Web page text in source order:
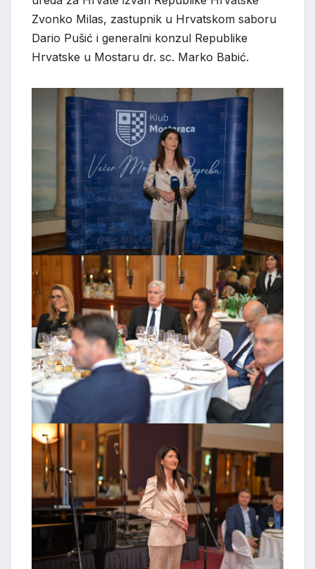
Zvonko Milas, zastupnik u Hrvatskom saboru
Dario Pušić i generalni konzul Republike
Hrvatske u Mostaru dr. sc. Marko Babić.